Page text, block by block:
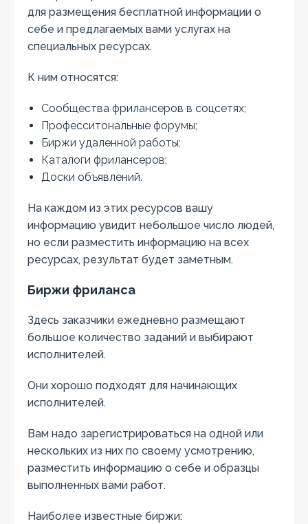
для размещения бесплатной информации о
себе и предлагаемых вами услугах на
специальных ресурсах.
К ним относятся:
Сообщества фрилансеров в соцсетях;
Професситональные форумы;
Биржи удаленной работы;
Каталоги фрилансеров;
Доски объявлений.
На каждом из этих ресурсов вашу
информацию увидит небольшое число людей,
но если разместить информацию на всех
ресурсах, результат будет заметным.
Биржи фриланса
Здесь заказчики ежедневно размещают
большое количество заданий и выбирают
исполнителей.
Они хорошо подходят для начинающих
исполнителей.
Вам надо зарегистрироваться на одной или
нескольких из них по своему усмотрению,
разместить информацию о себе и образцы
выполненных вами работ.
Наиболее известные биржи: